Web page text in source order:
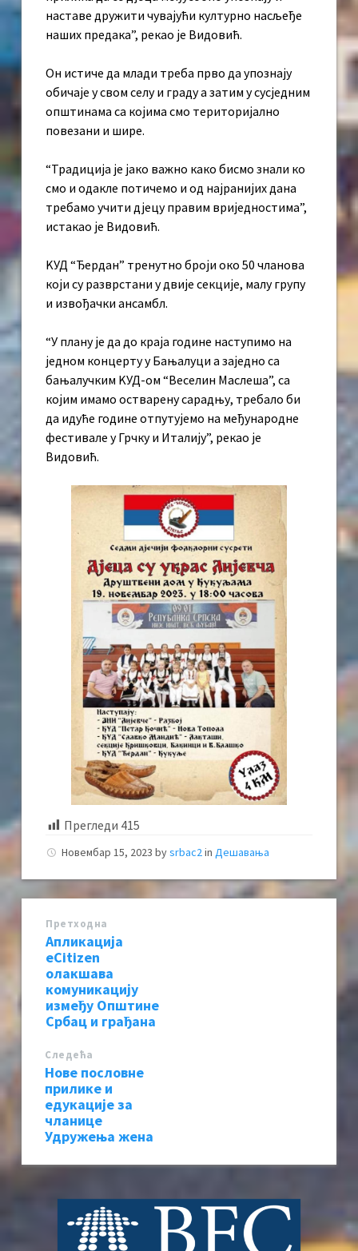
наставе дружити чувајући културно насљеђе
наших предака”, рекао је Видовић.
Он истиче да млади треба прво да упознају
обичаје у свом селу и граду а затим у сусједним
општинама са којима смо територијално
повезани и шире.
“Традиција је јако важно како бисмо знали ко
смо и одакле потичемо и од најранијих дана
требамо учити дјецу правим вриједностима”,
истакао је Видовић.
KУД “Ђердан” тренутно броји око 50 чланова
који су разврстани у двије секције, малу групу
и извођачки ансамбл.
“У плану је да до краја године наступимо на
једном концерту у Бањалуци а заједно са
бањалучким KУД-ом “Веселин Маслеша”, са
којим имамо остварену сарадњу, требало би
да идуће године отпутујемо на међународне
фестивале у Грчку и Италију”, рекао је
Видовић.
Прегледи 415
Новембар 15, 2023 bysrbac2in Дешавања
Претходна
Апликација
eCitizen
олакшава
комуникацију
између Општине
Србац и грађана
Следећa
Нове пословне
прилике и
едукације за
чланице
Удружења жена